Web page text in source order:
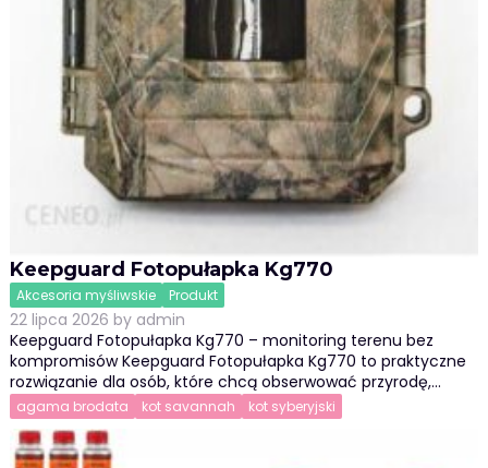
Keepguard Fotopułapka Kg770
Akcesoria myśliwskie Produkt
22 lipca 2026 by admin
Keepguard Fotopułapka Kg770 – monitoring terenu bez
kompromisów Keepguard Fotopułapka Kg770 to praktyczne
rozwiązanie dla osób, które chcą obserwować przyrodę,…
agama brodata kot savannah kot syberyjski